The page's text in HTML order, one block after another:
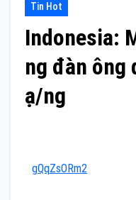
Tin Hot
Indonesia:
ng đàn ông
ạ/ng
gQqZsORm2